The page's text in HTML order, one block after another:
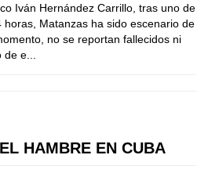
Iván Hernández Carrillo, tras uno de
horas, Matanzas ha sido escenario de
no se reportan fallecidos ni
de e...
HAMBRE EN CUBA